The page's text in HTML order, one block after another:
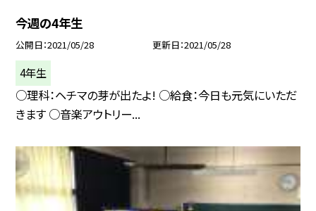
今週の4年生
公開日 2021/05/28 更新日 2021/05/28
4年生
○理科：ヘチマの芽が出たよ! ○給食：今日も元気にいただ
きます ○音楽アウトリー...